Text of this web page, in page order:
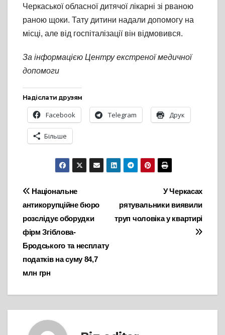
Черкаської обласної дитячої лікарні зі рваною
раною щоки. Тату дитини надали допомогу на
місці, але від госпіталізації він відмовився.
За інформацією Центру екстреної медичної
допомоги
Надіслати друзям
Facebook Telegram Друк
Більше
Навігація
записів
У Черкасах
рятувальники виявили
труп чоловіка у квартирі
Національне
антикорупційне бюро
розслідує оборудки
фірм Згіблова-
Бродського та несплату
податків на суму 84,7
млн грн